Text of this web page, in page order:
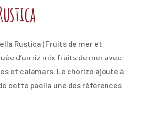
Rustica (Fruits de mer et
d’un riz mix fruits de mer avec
et calamars. Le chorizo ajouté à
cette paella une des références